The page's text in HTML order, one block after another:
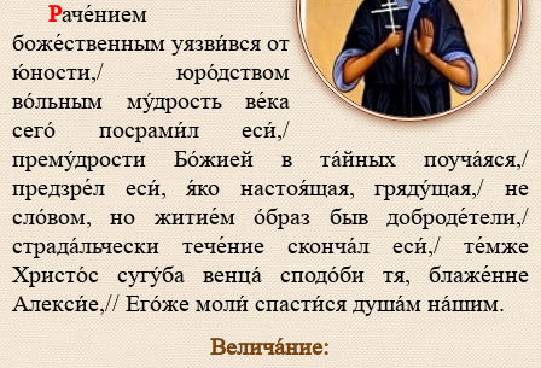
Раче́нием
боже́ственным уязви́вся от
ю́ности,/ юро́дством
во́льным му́дрость ве́ка
сего́ посрами́л еси́,/
прему́дрости Бо́жией в та́йных поуча́яся,/
предзре́л еси́, я́ко настоя́щая, гряду́щая,/ не
сло́вом, но житие́м о́браз быв доброде́тели,/
страда́льчески тече́ние сконча́л еси́,/ те́мже
Христо́с сугу́ба венца́ сподо́би тя, блаже́нне
Алекси́е,// Его́же моли́ спасти́ся душа́м на́шим.
Велича́ние: